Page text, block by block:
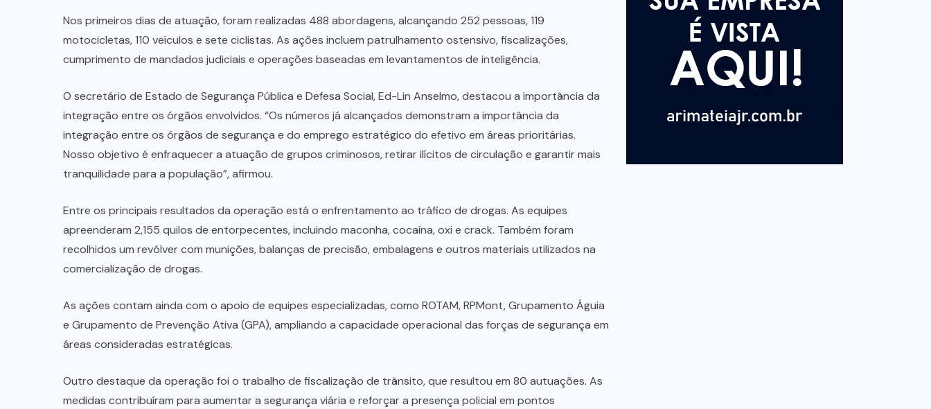
Nos primeiros dias de atuação, foram realizadas 488 abordagens, alcançando 252 pessoas, 119
motocicletas, 110 veículos e sete ciclistas. As ações incluem patrulhamento ostensivo, fiscalizações,
cumprimento de mandados judiciais e operações baseadas em levantamentos de inteligência.
O secretário de Estado de Segurança Pública e Defesa Social, Ed-Lin Anselmo, destacou a importância da
integração entre os órgãos envolvidos. “Os números já alcançados demonstram a importância da
integração entre os órgãos de segurança e do emprego estratégico do efetivo em áreas prioritárias.
Nosso objetivo é enfraquecer a atuação de grupos criminosos, retirar ilícitos de circulação e garantir mais
tranquilidade para a população”, afirmou.
Entre os principais resultados da operação está o enfrentamento ao tráfico de drogas. As equipes
apreenderam 2,155 quilos de entorpecentes, incluindo maconha, cocaína, oxi e crack. Também foram
recolhidos um revólver com munições, balanças de precisão, embalagens e outros materiais utilizados na
comercialização de drogas.
As ações contam ainda com o apoio de equipes especializadas, como ROTAM, RPMont, Grupamento Águia
e Grupamento de Prevenção Ativa (GPA), ampliando a capacidade operacional das forças de segurança em
áreas consideradas estratégicas.
Outro destaque da operação foi o trabalho de fiscalização de trânsito, que resultou em 80 autuações. As
medidas contribuíram para aumentar a segurança viária e reforçar a presença policial em pontos